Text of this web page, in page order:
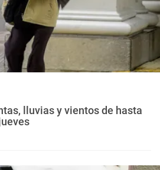
lluvias y vientos de hasta